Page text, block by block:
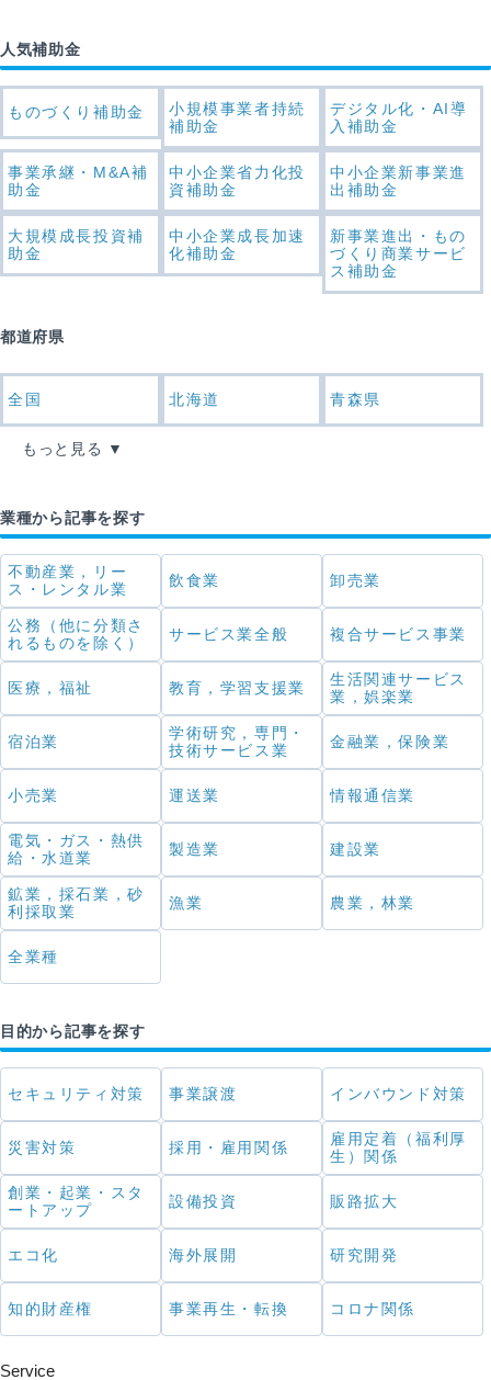
人気補助金
ものづくり補助金
小規模事業者持続
補助金
デジタル化・AI導
入補助金
事業承継・M&A補
助金
中小企業省力化投
資補助金
中小企業新事業進
出補助金
大規模成長投資補
助金
中小企業成長加速
化補助金
新事業進出・もの
づくり商業サービ
ス補助金
都道府県
全国 北海道 青森県
もっと見る
業種から記事を探す
不動産業，リー
ス・レンタル業
飲食業 卸売業
公務（他に分類さ
れるものを除く）
サービス業全般 複合サービス事業
医療，福祉 教育，学習支援業
生活関連サービス
業，娯楽業
宿泊業
学術研究，専門・
技術サービス業
金融業，保険業
小売業 運送業 情報通信業
電気・ガス・熱供
給・水道業
製造業 建設業
鉱業，採石業，砂
利採取業
漁業 農業，林業
全業種
目的から記事を探す
セキュリティ対策 事業譲渡 インバウンド対策
災害対策 採用・雇用関係
雇用定着（福利厚
生）関係
創業・起業・スタ
ートアップ
設備投資 販路拡大
エコ化 海外展開 研究開発
知的財産権 事業再生・転換 コロナ関係
Service